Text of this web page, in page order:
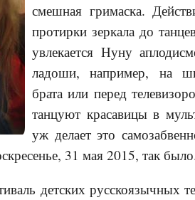
смешная гримаска.
протирки зеркала до
увлекается Нуну
ладоши, например, на
брата или перед
танцуют красавицы в
уж делает это
31 мая 2015, так
детских русскоязычных